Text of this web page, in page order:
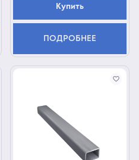
Купить
ПОДРОБНЕЕ